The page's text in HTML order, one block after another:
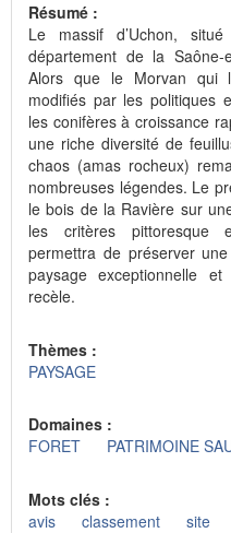
Résumé :
Le massif d’Uchon,
département de la
Alors que le Morvan qui
modifiés par les politiques
les conifères à croissance
une riche diversité de
chaos (amas rocheux)
nombreuses légendes. Le
le bois de la Ravière sur
les critères pittoresque
permettra de préserver
paysage exceptionnelle
recèle.
Thèmes :
PAYSAGE
Domaines :
FORET
PATRIMOINE
Mots clés :
avis
classement site